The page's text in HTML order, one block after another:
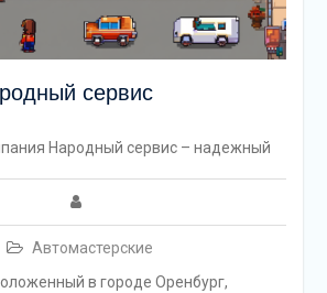
сервис
Автомастерские
Народный сервис – надежный
в городе Оренбург,